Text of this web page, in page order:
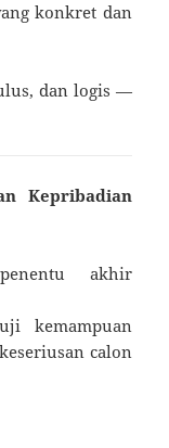
konkret dan
dan logis —
Kepribadian
akhir
kemampuan
calon